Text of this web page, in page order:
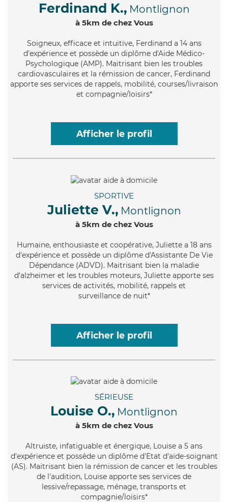
Ferdinand K., Montlignon
à 5km de chez Vous
Soigneux, efficace et intuitive, Ferdinand a 14 ans
d'expérience et possède un diplôme d'Aide Médico-
Psychologique (AMP). Maitrisant bien les troubles
cardiovasculaires et la rémission de cancer, Ferdinand
apporte ses services de rappels, mobilité, courses/livraison
et compagnie/loisirs*
Afficher le profil
SPORTIVE
Juliette V., Montlignon
à 5km de chez Vous
Humaine, enthousiaste et coopérative, Juliette a 18 ans
d'expérience et possède un diplôme d'Assistante De Vie
Dépendance (ADVD). Maitrisant bien la maladie
d'alzheimer et les troubles moteurs, Juliette apporte ses
services de activités, mobilité, rappels et
surveillance de nuit*
Afficher le profil
SÉRIEUSE
Louise O., Montlignon
à 5km de chez Vous
Altruiste, infatiguable et énergique, Louise a 5 ans
d'expérience et possède un diplôme d'Etat d'aide-soignant
(AS). Maitrisant bien la rémission de cancer et les troubles
de l'audition, Louise apporte ses services de
lessive/repassage, ménage, transports et
compagnie/loisirs*